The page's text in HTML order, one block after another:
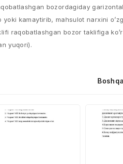
bozordagiday
kamaytirib, mahsulot narxini
raqobatlashgan bozor taklifiga
yuqori).